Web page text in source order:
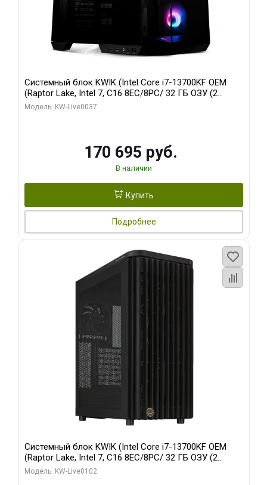
Системный блок KWIK (Intel Core i7-13700KF OEM
(Raptor Lake, Intel 7, C16 8EC/8PC/ 32 ГБ ОЗУ (2
модуля)/ Gigabyte RTX5070 AERO OC 12GB GDDR7
Модель: KW-Live0037
170 695 руб.
В наличии
Купить
Подробнее
Системный блок KWIK (Intel Core i7-13700KF OEM
(Raptor Lake, Intel 7, C16 8EC/8PC/ 32 ГБ ОЗУ (2
модуля)/ Afox RTX4090 24GB GDDR6X 384-Bit 3xDP
Модель: KW-Live0102